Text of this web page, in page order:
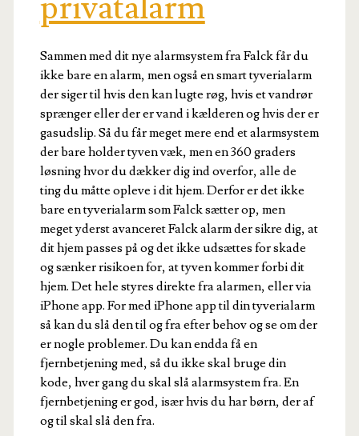
Sammen med dit nye alarmsystem fra Falck får du
ikke bare en alarm, men også en smart tyverialarm
der siger til hvis den kan lugte røg, hvis et vandrør
sprænger eller der er vand i kælderen og hvis der er
gasudslip. Så du får meget mere end et alarmsystem
der bare holder tyven væk, men en 360 graders
løsning hvor du dækker dig ind overfor, alle de
ting du måtte opleve i dit hjem. Derfor er det ikke
bare en tyverialarm som Falck sætter op, men
meget yderst avanceret Falck alarm der sikre dig, at
dit hjem passes på og det ikke udsættes for skade
og sænker risikoen for, at tyven kommer forbi dit
hjem. Det hele styres direkte fra alarmen, eller via
iPhone app. For med iPhone app til din tyverialarm
så kan du slå den til og fra efter behov og se om der
er nogle problemer. Du kan endda få en
fjernbetjening med, så du ikke skal bruge din
kode, hver gang du skal slå alarmsystem fra. En
fjernbetjening er god, især hvis du har børn, der af
og til skal slå den fra.